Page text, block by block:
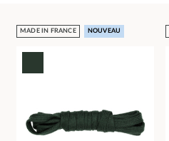
MADE IN FRANCE NOUVEAU